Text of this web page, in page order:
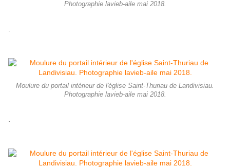
Photographie lavieb-aile mai 2018.
Moulure du portail intérieur de l'église Saint-Thuriau de Landivisiau.
Photographie lavieb-aile mai 2018.